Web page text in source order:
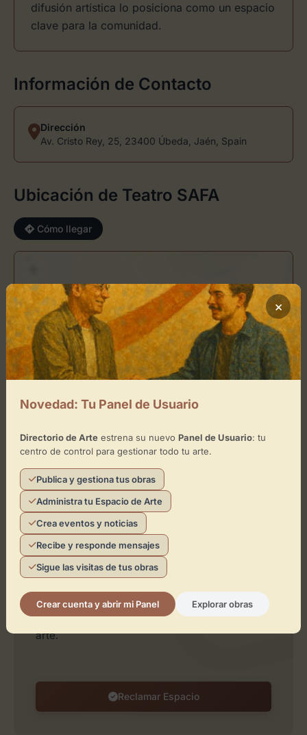
difusión artística lo posiciona como un espacio
clave para la comunidad.
Información de Contacto
Dirección
Av. Cristo Rey, 25, 23400 Úbeda, Jaén, Spain
Ubicación de Teatro SAFA
Cómo llegar
Teatro SAFA
×
−
Leaflet
Toca el mapa para interactuar
¿Eres el representante de este
espacio?
Reclámalo de forma gratuita para gestionar su
perfil, publicar exposiciones y añadir obras de
arte.
Reclamar Espacio
×
Novedad: Tu Panel de Usuario
Directorio de Arteestrena su nuevo Panel de Usuario: tu
centro de control para gestionar todo tu arte.
Publica y gestiona tus obras
Administra tu Espacio de Arte
Crea eventos y noticias
Recibe y responde mensajes
Sigue las visitas de tus obras
Crear cuenta y abrir mi Panel Explorar obras